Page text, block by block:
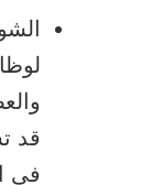
قد
في